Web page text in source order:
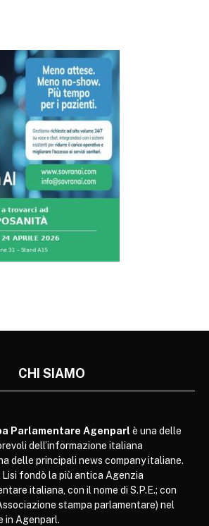
CHI SIAMO
Parlamentare Agenparl è una delle
dell’informazione italiana
delle principali news company italiane.
fondò la più antica Agenzia
italiana, con il nome di S.P.E.; con
stampa parlamentare) nel
in Agenparl.